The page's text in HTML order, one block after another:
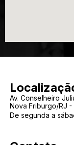
Av. Conselheiro
Nova Friburgo/RJ -
De segunda a